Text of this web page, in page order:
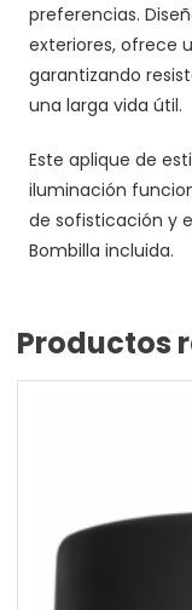
preferencias.
exteriores, ofrece
garantizando
una larga vida útil.
Este aplique de
iluminación
de sofisticación y
Bombilla incluida.
Productos